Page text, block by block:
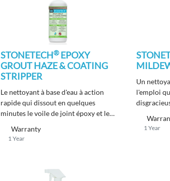
STONETECH®EPOXY
GROUT HAZE & COATING
STRIPPER
Le nettoyant à base d'eau à action
rapide qui dissout en quelques
minutes le voile de joint époxy et les
Warranty
1 Year
Un
l'emploi
1 Year